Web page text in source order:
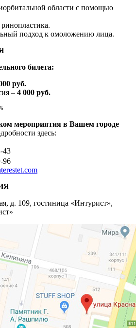
области с помощью
подход к омоложению лица.
билета:
руб.
– 4 000 руб.
мероприятия в Вашем городе
здесь:
43
96
д. 109, гостиница «Интурист»,